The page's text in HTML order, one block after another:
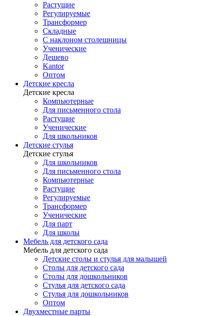
Растущие
Регулируемые
Трансформер
Складные
С наклоном столешницы
Ученические
Дешево
Kantor
Оптом
Детские кресла
Детские кресла
Компьютерные
Для письменного стола
Растущие
Ученические
Для школьников
Детские стулья
Детские стулья
Для школьников
Для письменного стола
Компьютерные
Растущие
Регулируемые
Трансформер
Ученические
Для парт
Для школы
Мебель для детского сада
Мебель для детского сада
Детские столы и стулья для малышей
Столы для детского сада
Столы для дошкольников
Стулья для детского сада
Стулья для дошкольников
Оптом
Двухместные парты